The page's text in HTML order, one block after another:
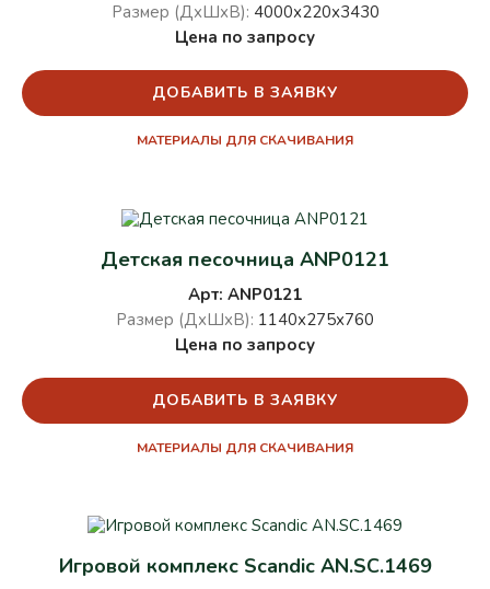
Размер (ДхШхВ): 4000х220х3430
Цена по запросу
ДОБАВИТЬ В ЗАЯВКУ
МАТЕРИАЛЫ ДЛЯ СКАЧИВАНИЯ
Детская песочница ANP0121
Арт: ANP0121
Размер (ДхШхВ): 1140х275х760
Цена по запросу
ДОБАВИТЬ В ЗАЯВКУ
МАТЕРИАЛЫ ДЛЯ СКАЧИВАНИЯ
Игровой комплекс Scandic AN.SC.1469